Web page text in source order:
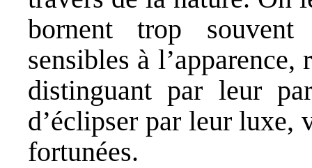
bornent trop
sensibles à
distinguant par leur
d’éclipser par leur luxe,
fortunées.